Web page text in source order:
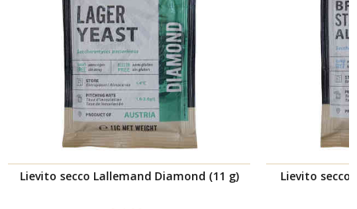
Lievito secco Lallemand Diamond (11 g) Lievito secco